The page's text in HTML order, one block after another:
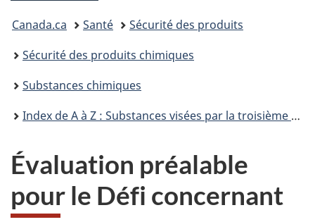
Vous
êtes
ici :
Canada.ca Santé
Sécurité des produits
Sécurité des produits chimiques
Substances chimiques
Index de A à Z : Substances visées par la troisième phase du Plan de gestion des produits chimiques
Évaluation préalable
pour le Défi concernant